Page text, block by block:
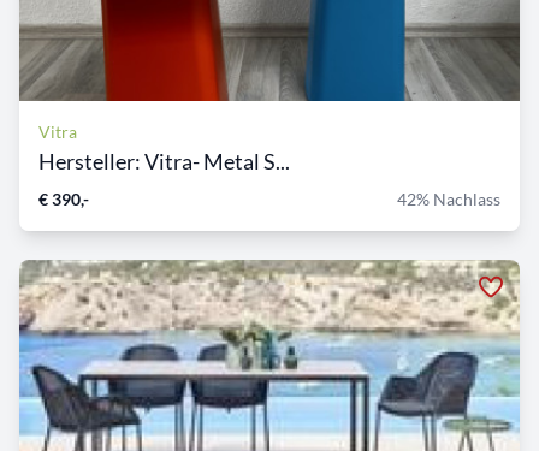
Vitra
Hersteller: Vitra- Metal S...
€ 390,- 42% Nachlass